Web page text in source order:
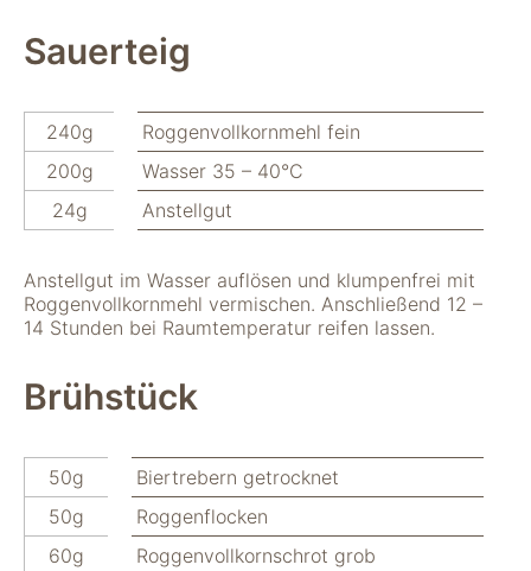
Sauerteig
240g
Roggenvollkornmehl fein
200g
Wasser 35 – 40°C
24g
Anstellgut
Anstellgut im Wasser auflösen und klumpenfrei mit
Roggenvollkornmehl vermischen. Anschließend 12 –
14 Stunden bei Raumtemperatur reifen lassen.
Brühstück
50g
Biertrebern getrocknet
50g
Roggenflocken
60g
Roggenvollkornschrot grob
Daten werden
möglicherweise so
nicht zur direkten
Identifizierung Ihrer
Person verwendet
werden können
(pseudomisiert),
und können an
weitergegeben
werden, die sie
möglicherweise
Profil anzupassen.
Durch die
dieser Cookies wird
die Werbung nicht
ausgeschaltet – sie
wird lediglich nicht
auf Ihre Interessen